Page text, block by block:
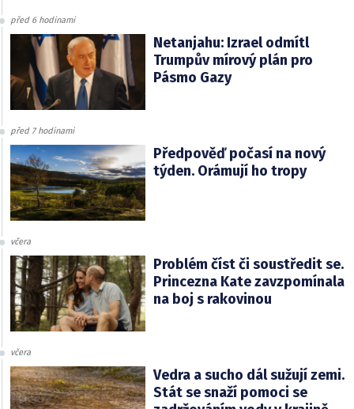
před 6 hodinami
Netanjahu: Izrael odmítl
Trumpův mírový plán pro
Pásmo Gazy
před 7 hodinami
Předpověď počasí na nový
týden. Orámují ho tropy
včera
Problém číst či soustředit se.
Princezna Kate zavzpomínala
na boj s rakovinou
včera
Vedra a sucho dál sužují zemi.
Stát se snaží pomoci se